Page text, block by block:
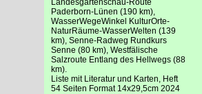
Paderborn-Lünen (190 km),
WasserWegeWinkel KulturOrte-
NaturRäume-WasserWelten (139
km), Senne-Radweg Rundkurs
Senne (80 km), Westfälische
Salzroute Entlang des Hellwegs (88
km).
Liste mit Literatur und Karten, Heft
54 Seiten Format 14x29,5cm 2024